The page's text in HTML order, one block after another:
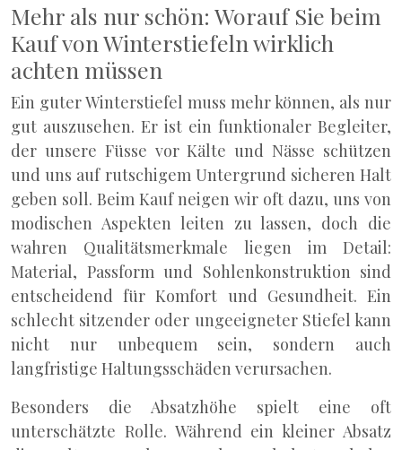
Mehr als nur schön: Worauf Sie beim
Kauf von Winterstiefeln wirklich
achten müssen
Ein guter Winterstiefel muss mehr können, als nur
gut auszusehen. Er ist ein funktionaler Begleiter,
der unsere Füsse vor Kälte und Nässe schützen
und uns auf rutschigem Untergrund sicheren Halt
geben soll. Beim Kauf neigen wir oft dazu, uns von
modischen Aspekten leiten zu lassen, doch die
wahren Qualitätsmerkmale liegen im Detail:
Material, Passform und Sohlenkonstruktion sind
entscheidend für Komfort und Gesundheit. Ein
schlecht sitzender oder ungeeigneter Stiefel kann
nicht nur unbequem sein, sondern auch
langfristige Haltungsschäden verursachen.
Besonders die Absatzhöhe spielt eine oft
unterschätzte Rolle. Während ein kleiner Absatz